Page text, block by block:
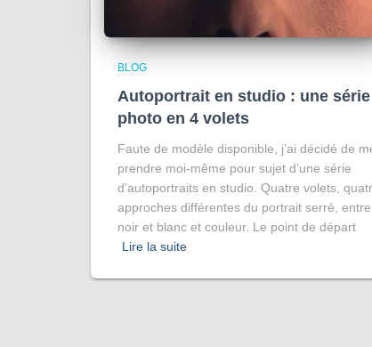
BLOG
Autoportrait en studio : une série
photo en 4 volets
Faute de modèle disponible, j’ai décidé de
prendre moi-même pour sujet d’une série
d’autoportraits en studio. Quatre volets,
approches différentes du portrait serré, entre
noir et blanc et couleur. Le point de départ
Lire la suite